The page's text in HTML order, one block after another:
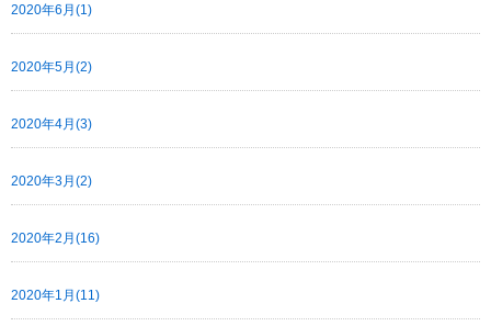
2020年6月(1)
2020年5月(2)
2020年4月(3)
2020年3月(2)
2020年2月(16)
2020年1月(11)